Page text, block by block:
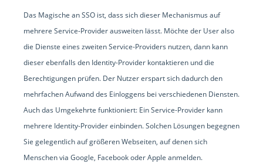
Das Magische an SSO ist, dass sich dieser Mechanismus auf
mehrere Service-Provider ausweiten lässt. Möchte der User also
die Dienste eines zweiten Service-Providers nutzen, dann kann
dieser ebenfalls den Identity-Provider kontaktieren und die
Berechtigungen prüfen. Der Nutzer erspart sich dadurch den
mehrfachen Aufwand des Einloggens bei verschiedenen Diensten.
Auch das Umgekehrte funktioniert: Ein Service-Provider kann
mehrere Identity-Provider einbinden. Solchen Lösungen begegnen
Sie gelegentlich auf größeren Webseiten, auf denen sich
Menschen via Google, Facebook oder Apple anmelden.